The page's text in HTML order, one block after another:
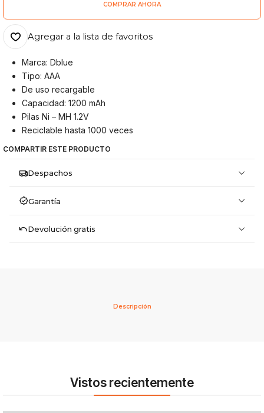
COMPRAR AHORA
Agregar a la lista de favoritos
Marca: Dblue
Tipo: AAA
De uso recargable
Capacidad: 1200 mAh
Pilas Ni – MH 1.2V
Reciclable hasta 1000 veces
COMPARTIR ESTE PRODUCTO
Despachos
Garantía
Devolución gratis
Descripción
Vistos recientemente